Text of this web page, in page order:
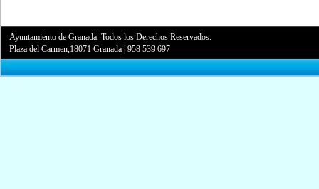
Ayuntamiento de Granada. Todos los Derechos Reservados.
Plaza del Carmen,18071 Granada |958 539 697